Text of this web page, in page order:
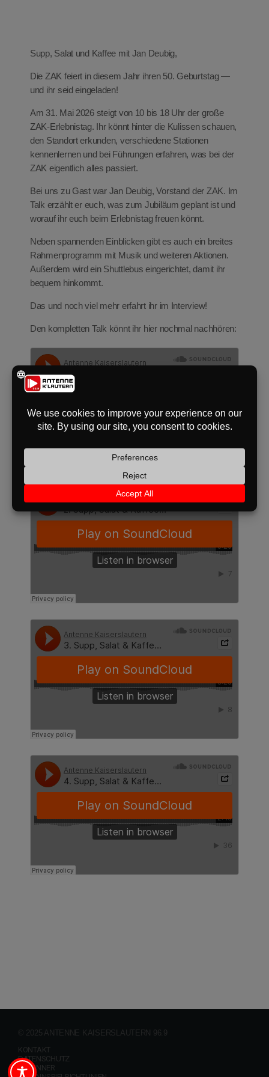
Supp, Salat und Kaffee mit Jan Deubig,
Die ZAK feiert in diesem Jahr ihren 50. Geburtstag —
und ihr seid eingeladen!
Am 31. Mai 2026 steigt von 10 bis 18 Uhr der große
ZAK-Erlebnistag. Ihr könnt hinter die Kulissen schauen,
den Standort erkunden, verschiedene Stationen
kennenlernen und bei Führungen erfahren, was bei der
ZAK eigentlich alles passiert.
Bei uns zu Gast war Jan Deubig, Vorstand der ZAK. Im
Talk erzählt er euch, was zum Jubiläum geplant ist und
worauf ihr euch beim Erlebnistag freuen könnt.
Neben spannenden Einblicken gibt es auch ein breites
Rahmenprogramm mit Musik und weiteren Aktionen.
Außerdem wird ein Shuttlebus eingerichtet, damit ihr
bequem hinkommt.
Das und noch viel mehr erfahrt ihr im Interview!
Den kompletten Talk könnt ihr hier nochmal nachhören:
© 2025 ANTENNE KAISERSLAUTERN 96.9
KONTAKT
DATENSCHUTZ
GEWINNER